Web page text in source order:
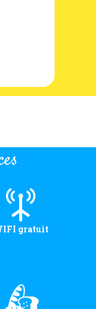
gratuit